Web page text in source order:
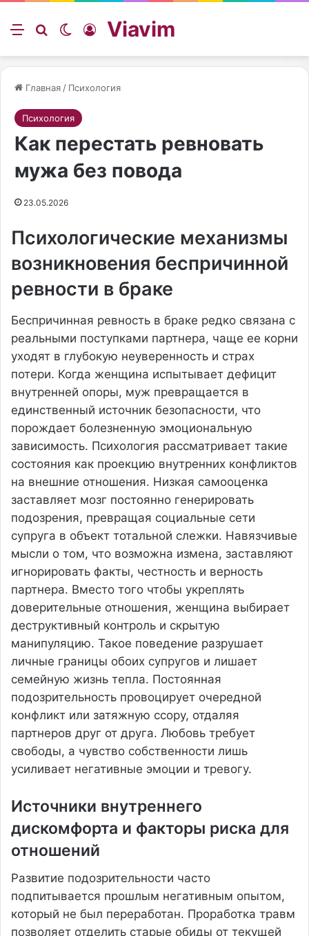
Меню ИскатьSwitch skin
Войти
Viavim
Главная / Психология
Психология
Как перестать ревновать
мужа без повода
23.05.2026
Психологические механизмы
возникновения беспричинной
ревности в браке
Беспричинная ревность в браке редко связана с
реальными поступками партнера, чаще ее корни
уходят в глубокую неуверенность и страх
потери. Когда женщина испытывает дефицит
внутренней опоры, муж превращается в
единственный источник безопасности, что
порождает болезненную эмоциональную
зависимость. Психология рассматривает такие
состояния как проекцию внутренних конфликтов
на внешние отношения. Низкая самооценка
заставляет мозг постоянно генерировать
подозрения, превращая социальные сети
супруга в объект тотальной слежки. Навязчивые
мысли о том, что возможна измена, заставляют
игнорировать факты, честность и верность
партнера. Вместо того чтобы укреплять
доверительные отношения, женщина выбирает
деструктивный контроль и скрытую
манипуляцию. Такое поведение разрушает
личные границы обоих супругов и лишает
семейную жизнь тепла. Постоянная
подозрительность провоцирует очередной
конфликт или затяжную ссору, отдаляя
партнеров друг от друга. Любовь требует
свободы, а чувство собственности лишь
усиливает негативные эмоции и тревогу.
Источники внутреннего
дискомфорта и факторы риска для
отношений
Развитие подозрительности часто
подпитывается прошлым негативным опытом,
который не был переработан. Проработка травм
позволяет отделить старые обиды от текущей